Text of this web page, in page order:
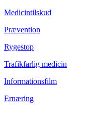
Medicintilskud
Prævention
Rygestop
Trafikfarlig medicin
Informationsfilm
Ernæring